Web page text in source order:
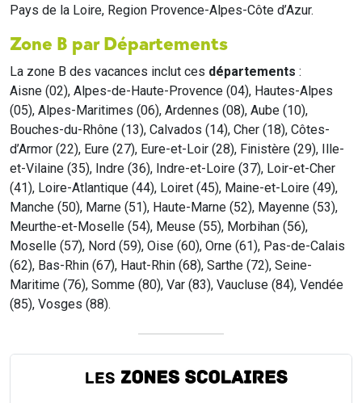
Pays de la Loire, Region Provence-Alpes-Côte d’Azur.
Zone B par Départements
La zone B des vacances inclut ces départements :
Aisne (02), Alpes-de-Haute-Provence (04), Hautes-Alpes
(05), Alpes-Maritimes (06), Ardennes (08), Aube (10),
Bouches-du-Rhône (13), Calvados (14), Cher (18), Côtes-
d’Armor (22), Eure (27), Eure-et-Loir (28), Finistère (29), Ille-
et-Vilaine (35), Indre (36), Indre-et-Loire (37), Loir-et-Cher
(41), Loire-Atlantique (44), Loiret (45), Maine-et-Loire (49),
Manche (50), Marne (51), Haute-Marne (52), Mayenne (53),
Meurthe-et-Moselle (54), Meuse (55), Morbihan (56),
Moselle (57), Nord (59), Oise (60), Orne (61), Pas-de-Calais
(62), Bas-Rhin (67), Haut-Rhin (68), Sarthe (72), Seine-
Maritime (76), Somme (80), Var (83), Vaucluse (84), Vendée
(85), Vosges (88).